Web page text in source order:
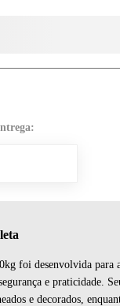
foi desenvolvida para
e praticidade.
e decorados,